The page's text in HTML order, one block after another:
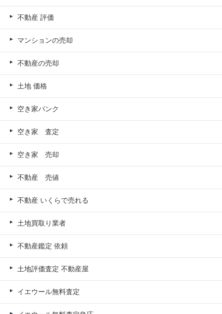
不動産 評価
マンションの売却
不動産の売却
土地 価格
空き家バンク
空き家 査定
空き家 売却
不動産 売値
不動産 いくらで売れる
土地買取り業者
不動産鑑定 依頼
土地評価査定 不動産屋
イエウール無料査定